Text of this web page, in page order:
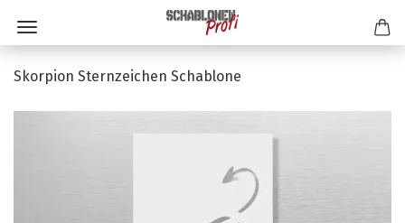
Skorpion Sternzeichen Schablone